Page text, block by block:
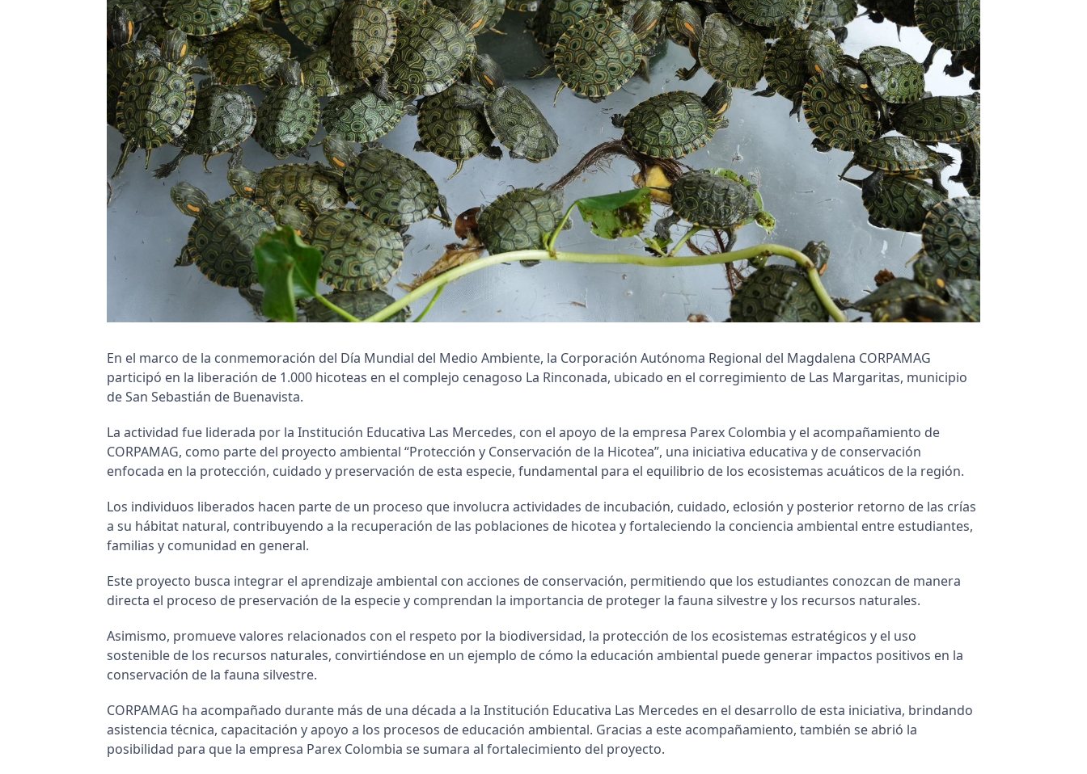
En el marco de la conmemoración del Día Mundial del Medio Ambiente, la Corporación Autónoma Regional del Magdalena CORPAMAG
participó en la liberación de 1.000 hicoteas en el complejo cenagoso La Rinconada, ubicado en el corregimiento de Las Margaritas, municipio
de San Sebastián de Buenavista.
La actividad fue liderada por la Institución Educativa Las Mercedes, con el apoyo de la empresa Parex Colombia y el acompañamiento de
CORPAMAG, como parte del proyecto ambiental “Protección y Conservación de la Hicotea”, una iniciativa educativa y de conservación
enfocada en la protección, cuidado y preservación de esta especie, fundamental para el equilibrio de los ecosistemas acuáticos de la región.
Los individuos liberados hacen parte de un proceso que involucra actividades de incubación, cuidado, eclosión y posterior retorno de las crías
a su hábitat natural, contribuyendo a la recuperación de las poblaciones de hicotea y fortaleciendo la conciencia ambiental entre estudiantes,
familias y comunidad en general.
Este proyecto busca integrar el aprendizaje ambiental con acciones de conservación, permitiendo que los estudiantes conozcan de manera
directa el proceso de preservación de la especie y comprendan la importancia de proteger la fauna silvestre y los recursos naturales.
Asimismo, promueve valores relacionados con el respeto por la biodiversidad, la protección de los ecosistemas estratégicos y el uso
sostenible de los recursos naturales, convirtiéndose en un ejemplo de cómo la educación ambiental puede generar impactos positivos en la
conservación de la fauna silvestre.
CORPAMAG ha acompañado durante más de una década a la Institución Educativa Las Mercedes en el desarrollo de esta iniciativa, brindando
asistencia técnica, capacitación y apoyo a los procesos de educación ambiental. Gracias a este acompañamiento, también se abrió la
posibilidad para que la empresa Parex Colombia se sumara al fortalecimiento del proyecto.